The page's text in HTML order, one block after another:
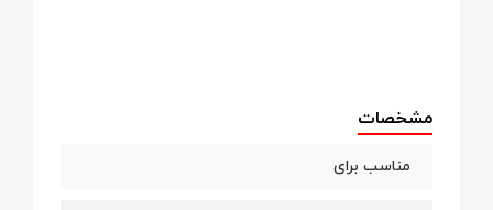
مشخصات
مناسب برای